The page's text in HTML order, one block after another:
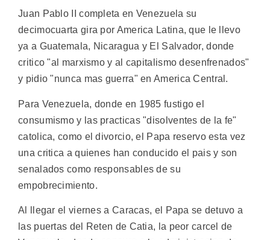
Juan Pablo II completa en Venezuela su
decimocuarta gira por America Latina, que le llevo
ya a Guatemala, Nicaragua y El Salvador, donde
critico "al marxismo y al capitalismo desenfrenados"
y pidio "nunca mas guerra" en America Central.
Para Venezuela, donde en 1985 fustigo el
consumismo y las practicas "disolventes de la fe"
catolica, como el divorcio, el Papa reservo esta vez
una critica a quienes han conducido el pais y son
senalados como responsables de su
empobrecimiento.
Al llegar el viernes a Caracas, el Papa se detuvo a
las puertas del Reten de Catia, la peor carcel de